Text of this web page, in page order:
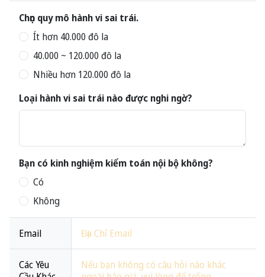
Chọn quy mô hành vi sai trái.
Ít hơn 40.000 đô la
40.000 ~ 120.000 đô la
Nhiều hơn 120.000 đô la
Loại hành vi sai trái nào được nghi ngờ?
Bạn có kinh nghiệm kiểm toán nội bộ không?
Có
Không
Email
Các Yêu